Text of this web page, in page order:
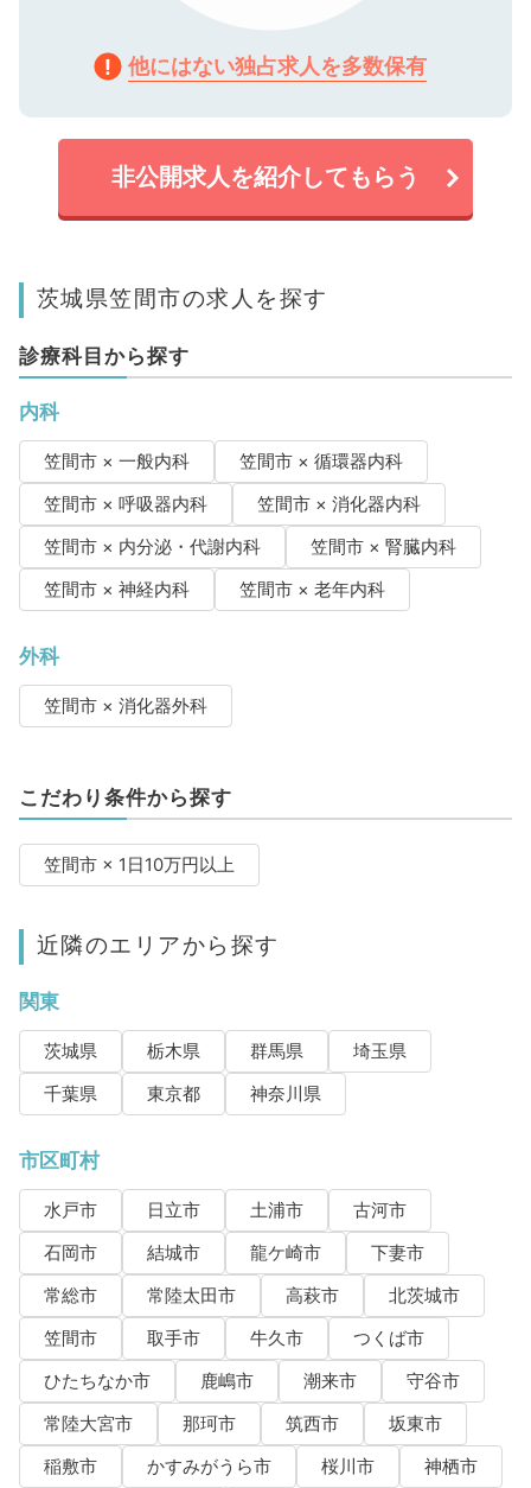
他にはない独占求人を多数保有
非公開求人を紹介してもらう
茨城県笠間市の求人を探す
診療科目から探す
内科
笠間市 × 一般内科
笠間市 × 循環器内科
笠間市 × 呼吸器内科
笠間市 × 消化器内科
笠間市 × 内分泌・代謝内科
笠間市 × 腎臓内科
笠間市 × 神経内科
笠間市 × 老年内科
外科
笠間市 × 消化器外科
こだわり条件から探す
笠間市 × 1日10万円以上
近隣のエリアから探す
関東
茨城県 栃木県 群馬県
埼玉県
千葉県
東京都 神奈川県
市区町村
水戸市 日立市 土浦市
古河市
石岡市
結城市 龍ケ崎市
下妻市
常総市
常陸太田市 高萩市
北茨城市
笠間市
取手市 牛久市
つくば市
ひたちなか市
鹿嶋市 潮来市
守谷市
常陸大宮市
那珂市 筑西市
坂東市
稲敷市
かすみがうら市 桜川市
神栖市